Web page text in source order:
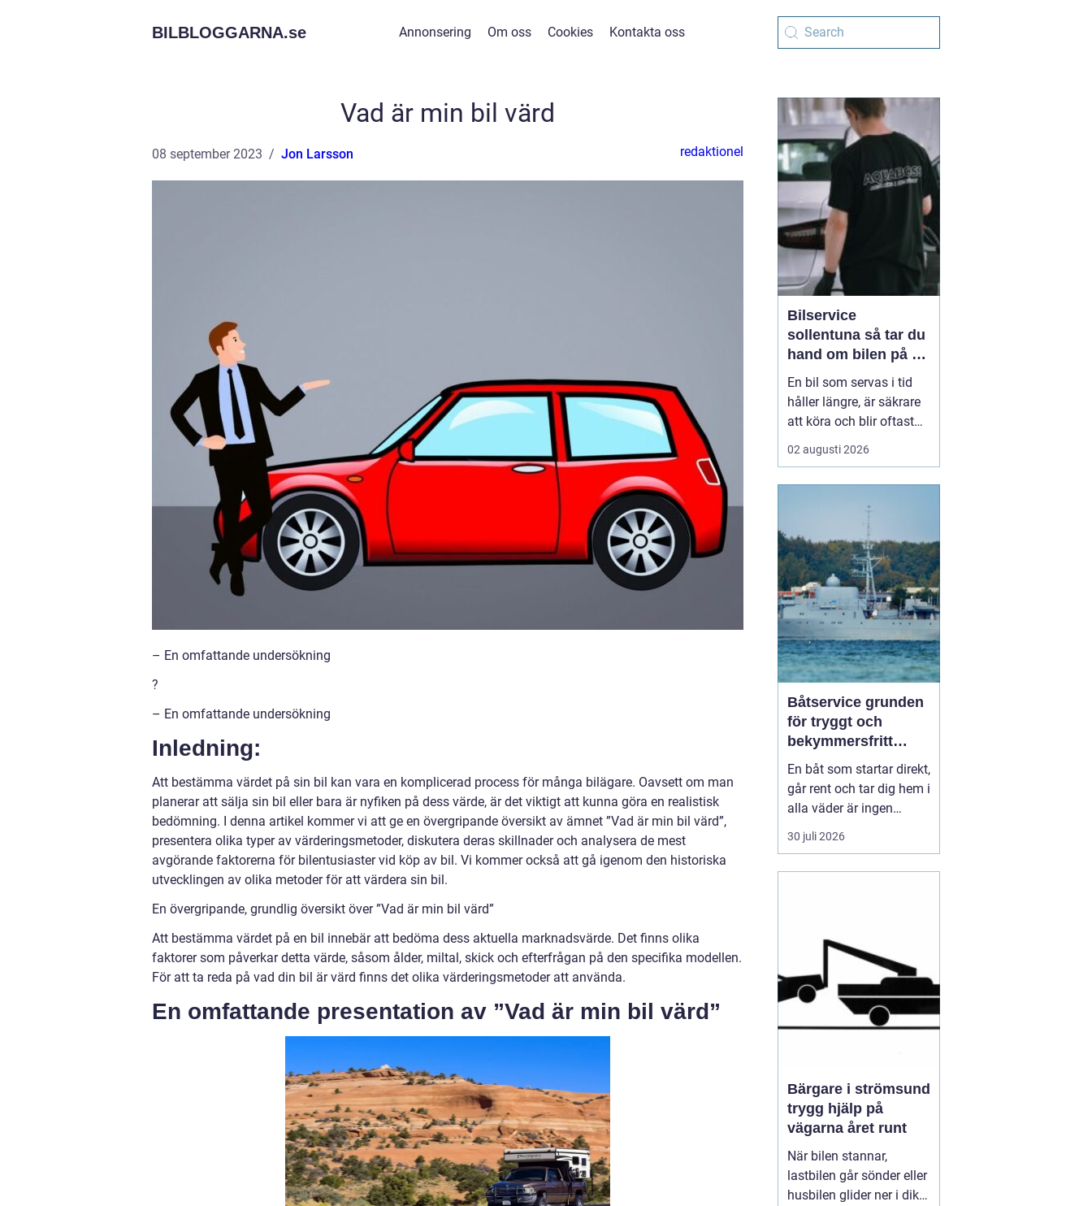
BILBLOGGARNA.se Annonsering Om oss Cookies Kontakta oss
Vad är min bil värd
08 september 2023 Jon Larsson redaktionel
– En omfattande undersökning
?
– En omfattande undersökning
Inledning:
Att bestämma värdet på sin bil kan vara en komplicerad process för många bilägare. Oavsett om man
planerar att sälja sin bil eller bara är nyfiken på dess värde, är det viktigt att kunna göra en realistisk
bedömning. I denna artikel kommer vi att ge en övergripande översikt av ämnet ”Vad är min bil värd”,
presentera olika typer av värderingsmetoder, diskutera deras skillnader och analysera de mest
avgörande faktorerna för bilentusiaster vid köp av bil. Vi kommer också att gå igenom den historiska
utvecklingen av olika metoder för att värdera sin bil.
En övergripande, grundlig översikt över ”Vad är min bil värd”
Att bestämma värdet på en bil innebär att bedöma dess aktuella marknadsvärde. Det finns olika
faktorer som påverkar detta värde, såsom ålder, miltal, skick och efterfrågan på den specifika modellen.
För att ta reda på vad din bil är värd finns det olika värderingsmetoder att använda.
En omfattande presentation av ”Vad är min bil värd”
Bilservice
sollentuna så tar du
hand om bilen på ett
smart sätt
En bil som servas i tid
håller längre, är säkrare
att köra och blir oftast
billigare i längden. För
den som kör mycket i
Med r...
02 augusti 2026
Båtservice grunden
för tryggt och
bekymmersfritt
båtliv
En båt som startar direkt,
går rent och tar dig hem i
alla väder är ingen
slump. Bakom varje
problemfri båttur ligger
väntar tills något går
sönder, men den s...
30 juli 2026
Bärgare i strömsund
trygg hjälp på
vägarna året runt
När bilen stannar,
lastbilen går sönder eller
husbilen glider ner i diket